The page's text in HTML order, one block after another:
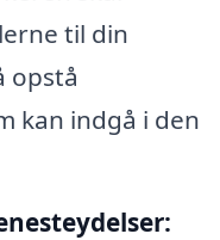
til din
opstå
kan indgå i den